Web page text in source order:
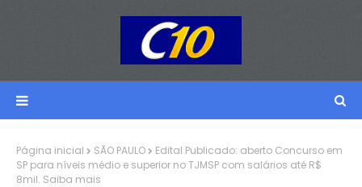
Página inicial SÃO PAULO
Edital Publicado: aberto Concurso em
SP para níveis médio e superior no TJMSP com salários até R$
8mil. Saiba mais